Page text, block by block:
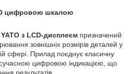
цифровою шкалою
з LCD-дисплеєм призначений
зовнішніх розмірів деталей у
сфері. Прилад поєднує класичну
сучасною цифровою індикацією, що
результатів.